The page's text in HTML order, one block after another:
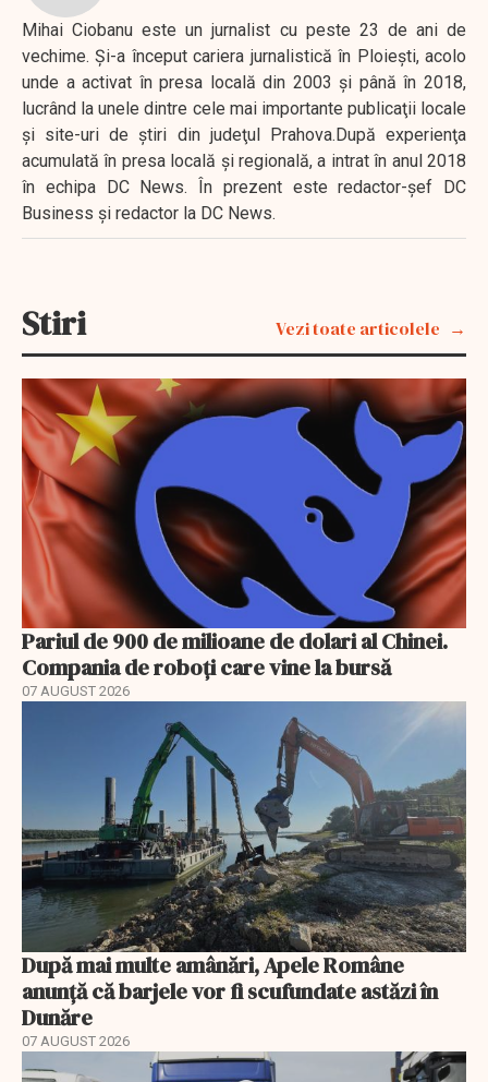
Mihai Ciobanu este un jurnalist cu peste 23 de ani de
vechime. Şi-a început cariera jurnalistică în Ploieşti, acolo
unde a activat în presa locală din 2003 şi până în 2018,
lucrând la unele dintre cele mai importante publicaţii locale
şi site-uri de ştiri din judeţul Prahova.După experienţa
acumulată în presa locală şi regională, a intrat în anul 2018
în echipa DC News. În prezent este redactor-şef DC
Business şi redactor la DC News.
Stiri Vezi toate articolele
Pariul de 900 de milioane de dolari al Chinei.
Compania de roboți care vine la bursă
07 AUGUST 2026
După mai multe amânări, Apele Române
anunță că barjele vor fi scufundate astăzi în
Dunăre
07 AUGUST 2026